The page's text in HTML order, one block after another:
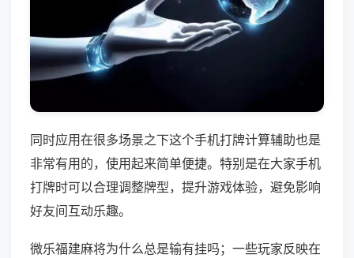
同时应用在很多场景之下这个手机打牌计算辅助也是
非常有用的，使用起来简单便捷。特别是在大家手机
打牌时可以合理调整牌型，提升游戏体验，避免影响
好友间互动乐趣。
微乐福建麻将为什么总是输有挂吗；一些玩家反映在